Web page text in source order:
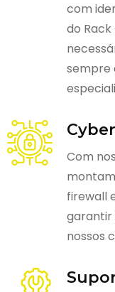
com
do
sempre
Com
firewall
garantir
nossos